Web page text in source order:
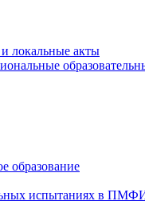
локальные акты
образование
испытаниях в